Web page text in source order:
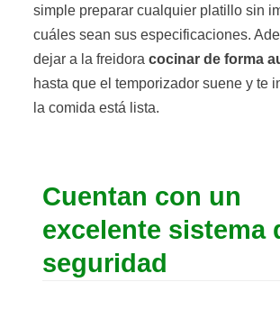
simple preparar cualquier platillo sin
cuáles sean sus especificaciones.
dejar a la freidora cocinar de forma
hasta que el temporizador suene y te
la comida está lista.
Cuentan con un
excelente sistema
seguridad